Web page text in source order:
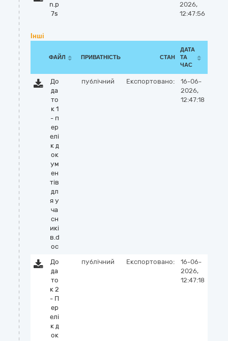
n.p
7s
2026,
12:47:56
Інші
ФАЙЛ ПРИВАТНІСТЬ СТАН
ДАТА
ТА
ЧАС
До
да
то
к 1
- п
ер
елі
к д
ок
ум
ен
тів
дл
я у
ча
сн
икі
в.d
oc
публічний Експортовано:
16-06-
2026,
12:47:18
До
да
то
к 2
- П
ер
елі
к д
ок
публічний Експортовано:
16-06-
2026,
12:47:18